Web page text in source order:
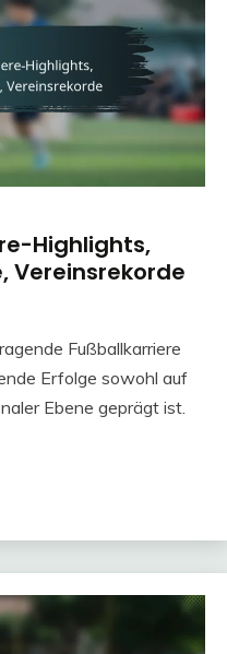
Highlights,
Vereinsrekorde
Fußballkarriere
Erfolge sowohl auf
Ebene geprägt ist.